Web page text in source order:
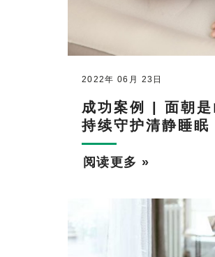
2022年 06月 23日
成功案例 | 面朝是
持续守护清静睡眠
阅读更多 »